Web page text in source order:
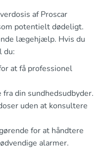
af Proscar
potentielt dødeligt.
lægehjælp. Hvis du
du:
at få professionel
din sundhedsudbyder.
uden at konsultere
for at håndtere
alarmer.